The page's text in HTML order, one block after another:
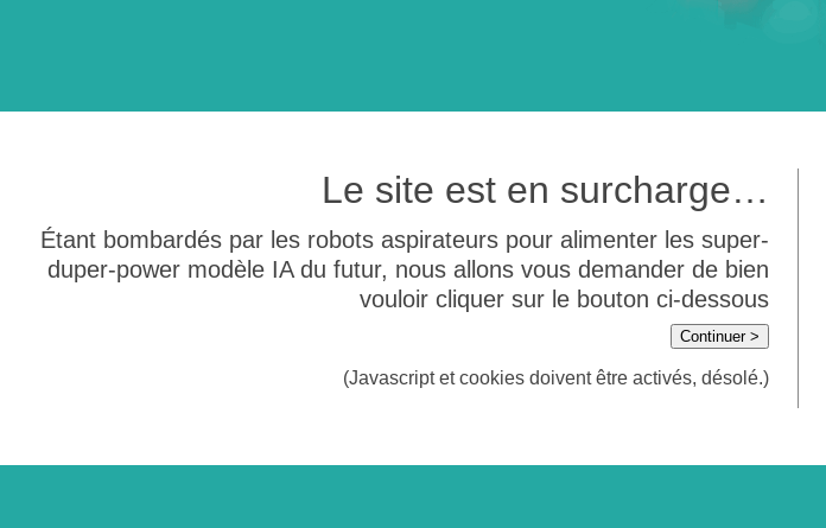
Le site est en surcharge…
Étant bombardés par les robots aspirateurs pour alimenter les super-
duper-power modèle IA du futur, nous allons vous demander de bien
vouloir cliquer sur le bouton ci-dessous
Continuer >
(Javascript et cookies doivent être activés, désolé.)